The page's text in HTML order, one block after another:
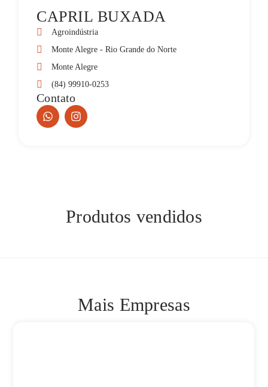
CAPRIL BUXADA
Agroindústria
Monte Alegre - Rio Grande do Norte
Monte Alegre
(84) 99910-0253
Contato
Produtos vendidos
Mais Empresas